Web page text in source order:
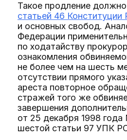
Такое продление
статьей 46
и основных свобод.
Федерации
по ходатайству
ознакомления
не более чем на шесть
отсутствии прямого
ареста повторное
стражей того же
завершения
от 25 декабря 1998 года
шестой статьи 97 УПК